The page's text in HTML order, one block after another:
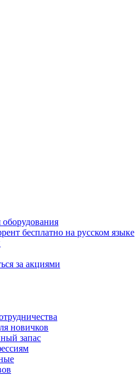
бесплатно на русском языке
за акциями
новичков
запас